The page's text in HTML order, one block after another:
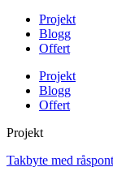
Projekt
Blogg
Offert
Projekt
Blogg
Offert
Projekt
Takbyte med